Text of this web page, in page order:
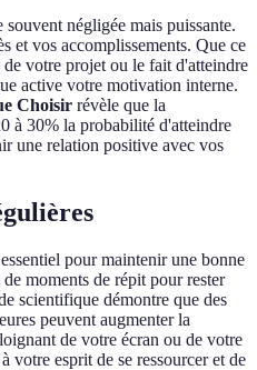
négligée mais puissante.
et vos accomplissements. Que ce
votre projet ou le fait d'atteindre
active votre motivation interne.
Choisir révèle que la
à 30% la probabilité d'atteindre
une relation positive avec vos
pour maintenir une bonne
moments de répit pour rester
scientifique démontre que des
peuvent augmenter la
de votre écran ou de votre
votre esprit de se ressourcer et de